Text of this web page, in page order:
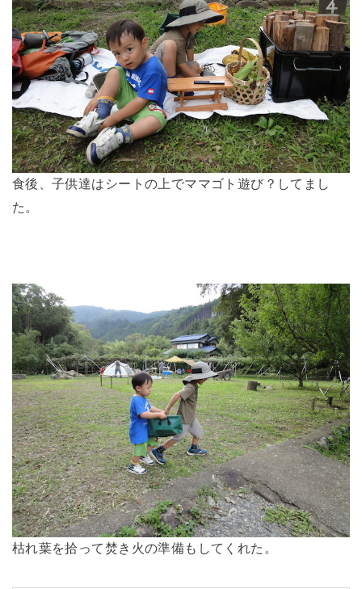
食後、子供達はシートの上でママゴト遊び？してまし
た。
枯れ葉を拾って焚き火の準備もしてくれた。